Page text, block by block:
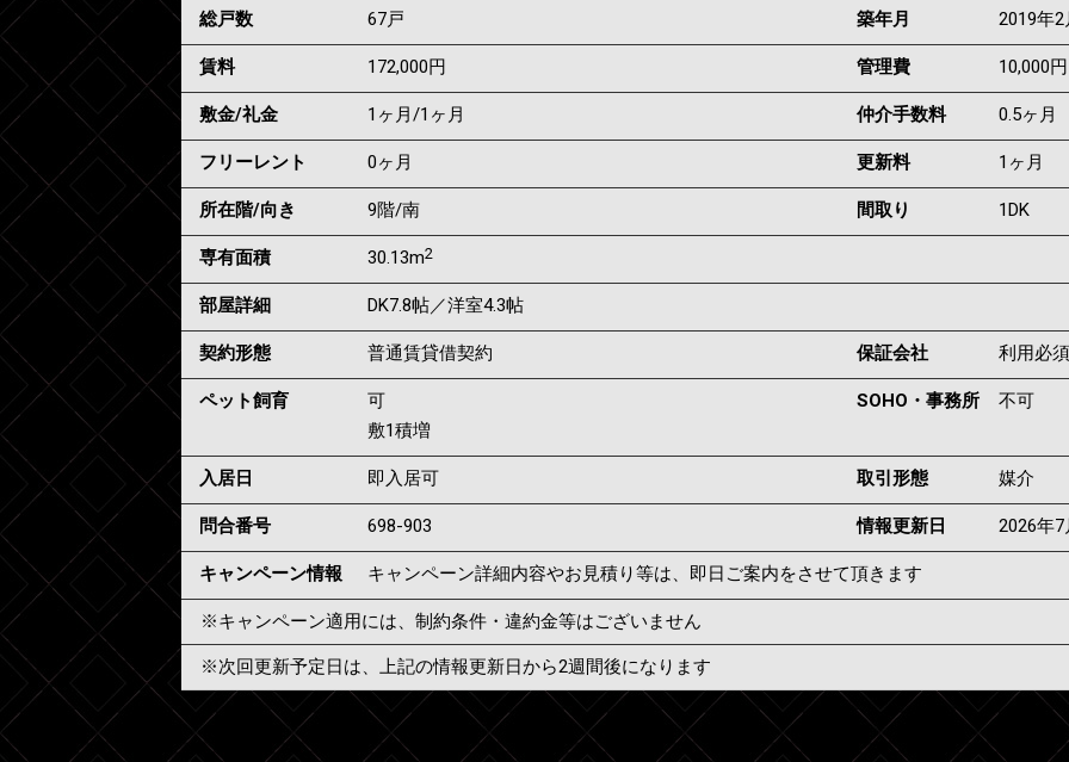
総戸数 67戸 築年月 2019年2
賃料 172,000円 管理費 10,000円
敷金/礼金 1ヶ月/1ヶ月 仲介手数料 0.5ヶ月
フリーレント 0ヶ月 更新料 1ヶ月
所在階/向き 9階/南 間取り 1DK
専有面積 30.13m2
部屋詳細 DK7.8帖／洋室4.3帖
契約形態 普通賃貸借契約 保証会社 利用必須
ペット飼育
可
敷1積増
SOHO・事務所 不可
入居日 即入居可 取引形態 媒介
問合番号 698-903 情報更新日 2026年
キャンペーン情報 キャンペーン詳細内容やお見積り等は、即日ご案内をさせて頂きます
※キャンペーン適用には、制約条件・違約金等はございません
※次回更新予定日は、上記の情報更新日から2週間後になります